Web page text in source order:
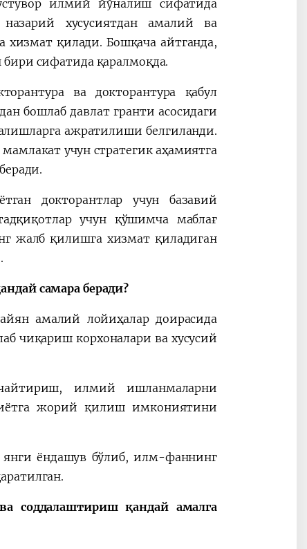
илмий йўналиш сифатида
хусусиятдан амалий ва
қилади. Бошқача айтганда,
сифатида қаралмоқда.
ва докторантура қабул
бошлаб давлат гранти асосидаги
ажратилиши белгиланди.
учун стратегик аҳамиятга
докторантлар учун базавий
учун қўшимча маблағ
жалб қилишга хизмат қиладиган
самара беради?
амалий лойиҳалар доирасида
чиқариш корхоналари ва хусусий
илмий ишланмаларни
жорий қилиш имкониятини
ёндашув бўлиб, илм-фаннинг
соддалаштириш қандай амалга